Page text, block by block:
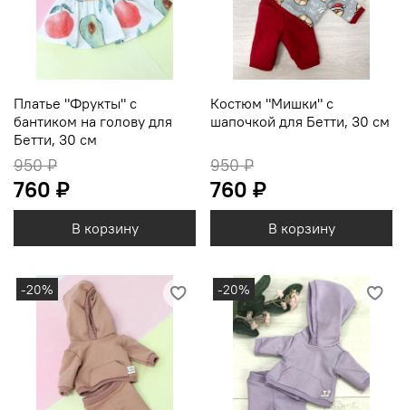
Платье "Фрукты" с
бантиком на голову для
Бетти, 30 см
950 ₽
760 ₽
В корзину
Костюм "Мишки" с
шапочкой для Бетти, 30 см
950 ₽
760 ₽
В корзину
-20% -20%